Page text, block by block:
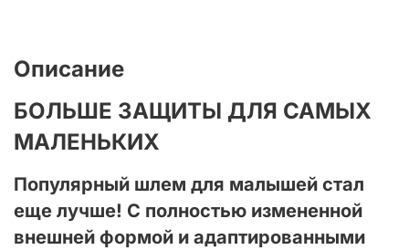
Описание
БОЛЬШЕ ЗАЩИТЫ ДЛЯ САМЫХ
МАЛЕНЬКИХ
Популярный шлем для малышей стал
еще лучше! С полностью измененной
внешней формой и адаптированными